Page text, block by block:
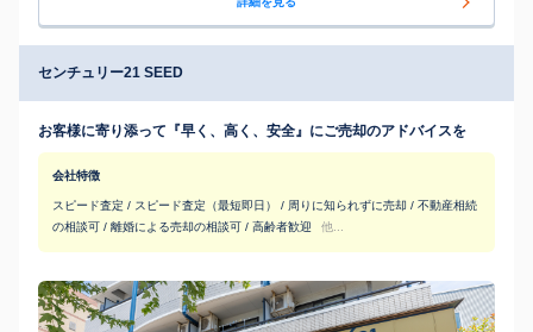
センチュリー21 SEED
お客様に寄り添って『早く、高く、安全』にご売却のアドバイスを
会社特徴
スピード査定 / スピード査定（最短即日） / 周りに知られずに売却 / 不動産相続
の相談可 / 離婚による売却の相談可 / 高齢者歓迎
他...